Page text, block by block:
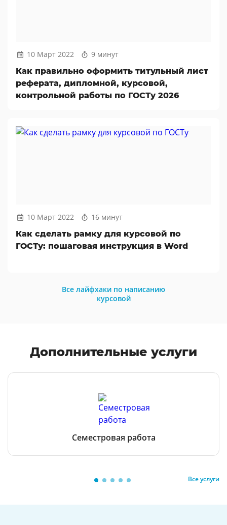
10 Март 2022
9 минут
Как правильно оформить титульный лист
реферата, дипломной, курсовой,
контрольной работы по ГОСТу 2026
10 Март 2022
16 минут
Как сделать рамку для курсовой по
ГОСТу: пошаговая инструкция в Word
Все лайфхаки по написанию
курсовой
Дополнительные услуги
Семестровая работа
Все услуги